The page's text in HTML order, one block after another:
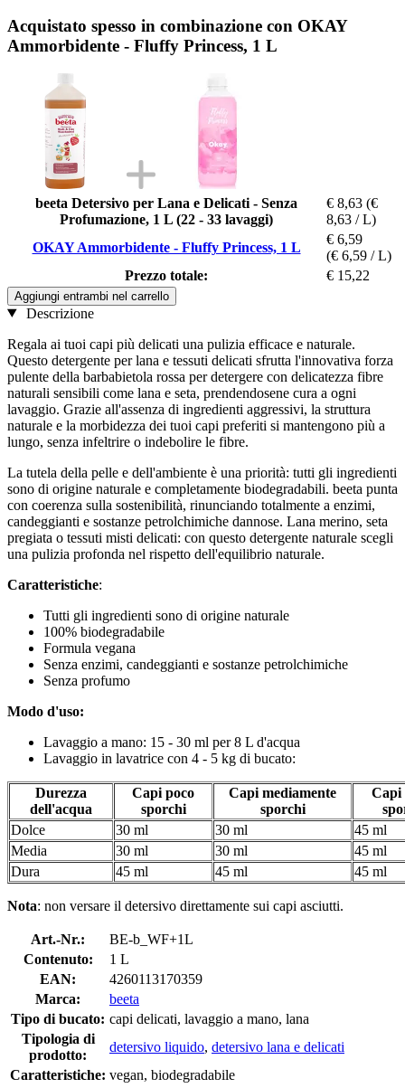
Acquistato spesso in combinazione con OKAY
Ammorbidente - Fluffy Princess, 1 L
beeta Detersivo per Lana e Delicati - Senza
Profumazione, 1 L (22 - 33 lavaggi)
€ 8,63 (€
8,63 / L)
OKAY Ammorbidente - Fluffy Princess, 1 L
€ 6,59
(€ 6,59 / L)
Prezzo totale:
€ 15,22
Aggiungi entrambi nel carrello
Descrizione
Regala ai tuoi capi più delicati una pulizia efficace e naturale.
Questo detergente per lana e tessuti delicati sfrutta l'innovativa forza
pulente della barbabietola rossa per detergere con delicatezza fibre
naturali sensibili come lana e seta, prendendosene cura a ogni
lavaggio. Grazie all'assenza di ingredienti aggressivi, la struttura
naturale e la morbidezza dei tuoi capi preferiti si mantengono più a
lungo, senza infeltrire o indebolire le fibre.
La tutela della pelle e dell'ambiente è una priorità: tutti gli ingredienti
sono di origine naturale e completamente biodegradabili. beeta punta
con coerenza sulla sostenibilità, rinunciando totalmente a enzimi,
candeggianti e sostanze petrolchimiche dannose. Lana merino, seta
pregiata o tessuti misti delicati: con questo detergente naturale scegli
una pulizia profonda nel rispetto dell'equilibrio naturale.
Caratteristiche:
Tutti gli ingredienti sono di origine naturale
100% biodegradabile
Formula vegana
Senza enzimi, candeggianti e sostanze petrolchimiche
Senza profumo
Modo d'uso:
Lavaggio a mano: 15 - 30 ml per 8 L d'acqua
Lavaggio in lavatrice con 4 - 5 kg di bucato:
Durezza
dell'acqua
Capi poco
sporchi
Capi mediamente
sporchi
Capi
Dolce
30 ml 30 ml
45 ml
Media
30 ml 30 ml
45 ml
Dura
45 ml 45 ml 45 ml
Nota: non versare il detersivo direttamente sui capi asciutti.
Art.-Nr.:
BE-b_WF+1L
Contenuto:
1 L
EAN:
4260113170359
Marca:
beeta
Tipo di bucato: capi delicati, lavaggio a mano, lana
Tipologia di
prodotto:
detersivo liquido, detersivo lana e delicati
Caratteristiche: vegan, biodegradabile